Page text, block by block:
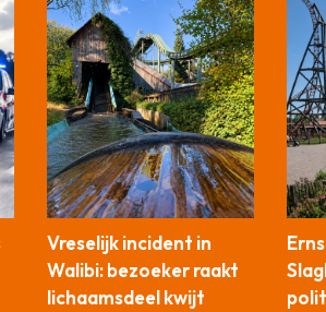
Vreselijk incident in
Walibi: bezoeker raakt
lichaamsdeel kwijt